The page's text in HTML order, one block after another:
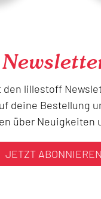
den lillestoff
deine Bestellung
über Neuigkeiten
JETZT ABONNIEREN